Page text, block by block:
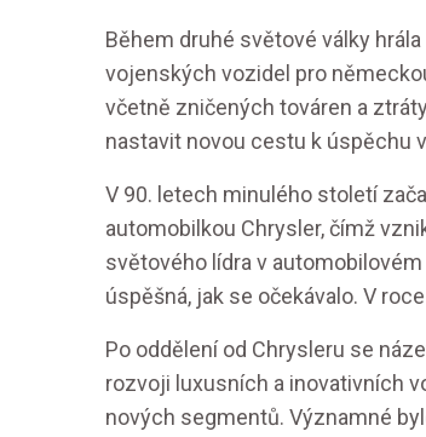
Během druhé světové války
vojenských vozidel pro
včetně zničených továren a
nastavit novou cestu k úspěchu
V 90. letech minulého století
automobilkou Chrysler, čímž
světového lídra v
úspěšná, jak se očekávalo. V
Po oddělení od Chrysleru se
rozvoji luxusních a inovativních
nových segmentů. Významné